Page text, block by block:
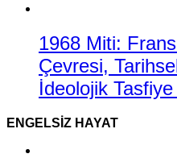
1968 Miti:
Çevresi,
İdeolojik
ENGELSIZ HAYAT